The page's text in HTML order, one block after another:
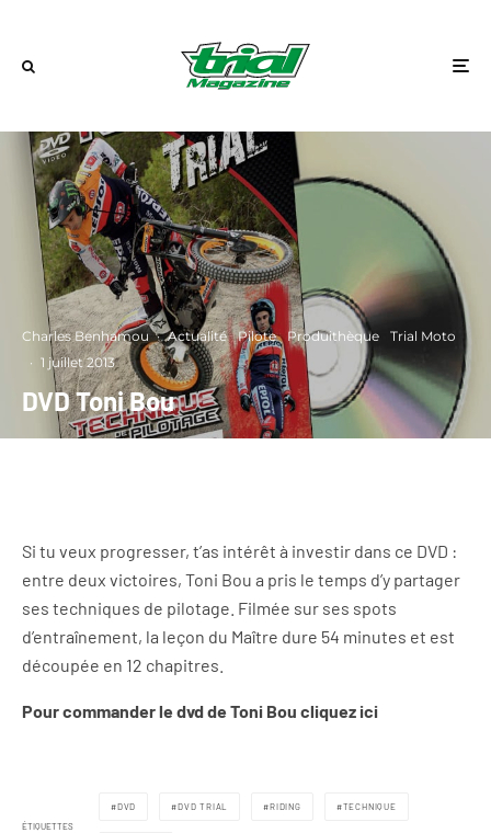
Charles Benhamou · Actualité Pilote Produithèque
Trial Moto
· 1 juillet 2013
DVD Toni Bou
Si tu veux progresser, t’as intérêt à investir dans ce DVD :
entre deux victoires, Toni Bou a pris le temps d’y partager
ses techniques de pilotage. Filmée sur ses spots
d’entraînement, la leçon du Maître dure 54 minutes et est
découpée en 12 chapitres.
Pour commander le dvd de Toni Bou cliquez ici
ÉTIQUETTES
DVD DVD TRIAL RIDING TECHNIQUE